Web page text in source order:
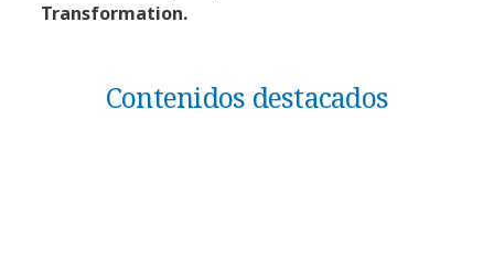
Transformation.
Contenidos destacados